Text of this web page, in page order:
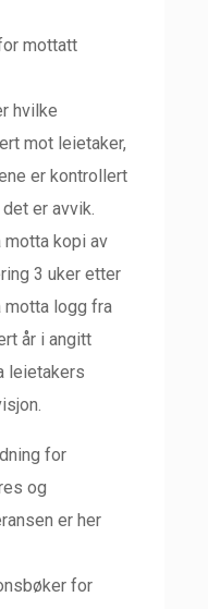
mottatt
hvilke
mot leietaker,
er kontrollert
er avvik.
kopi av
3 uker etter
motta logg fra
år i angitt
leietakers
for
og
er her
for